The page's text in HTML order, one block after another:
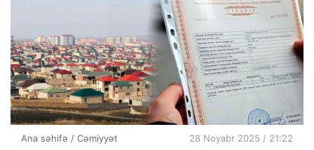
Ana səhifə / Cəmiyyət 28 Noyabr 2025 / 21:22